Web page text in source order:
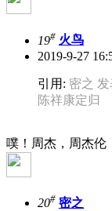
19# 火鸟
2019-9-27
引用: 密之 发
陈祥康定归
噗！周杰，周杰
20# 密之